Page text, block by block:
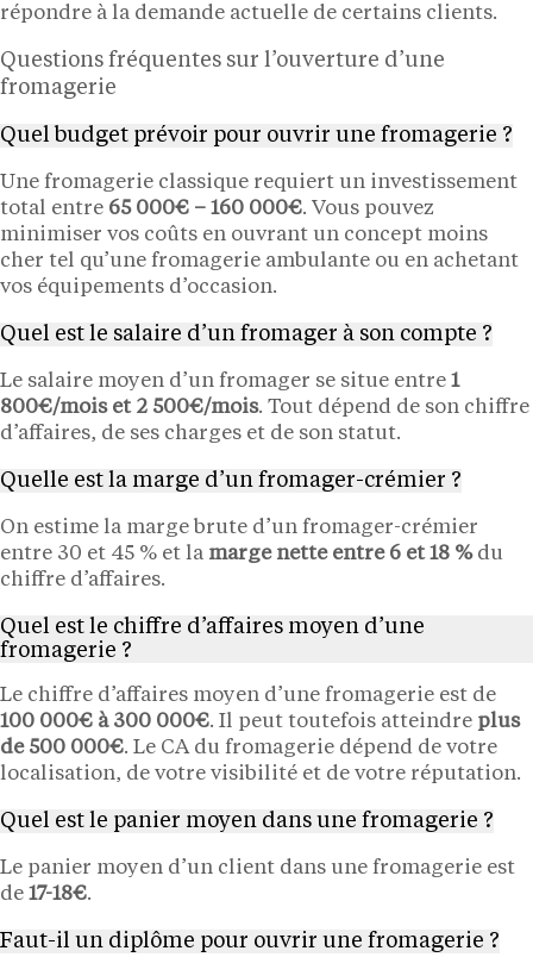
répondre à la demande actuelle de certains clients.
Questions fréquentes sur l’ouverture d’une
fromagerie
Quel budget prévoir pour ouvrir une fromagerie ?
Une fromagerie classique requiert un investissement
total entre 65 000€ – 160 000€. Vous pouvez
minimiser vos coûts en ouvrant un concept moins
cher tel qu’une fromagerie ambulante ou en achetant
vos équipements d’occasion.
Quel est le salaire d’un fromager à son compte ?
Le salaire moyen d’un fromager se situe entre 1
800€/mois et 2 500€/mois. Tout dépend de son chiffre
d’affaires, de ses charges et de son statut.
Quelle est la marge d’un fromager-crémier ?
On estime la marge brute d’un fromager-crémier
entre 30 et 45 % et la marge nette entre 6 et 18 %du
chiffre d’affaires.
Quel est le chiffre d’affaires moyen d’une
fromagerie ?
Le chiffre d’affaires moyen d’une fromagerie est de
100 000€ à 300 000€. Il peut toutefois atteindre plus
de 500 000€. Le CA du fromagerie dépend de votre
localisation, de votre visibilité et de votre réputation.
Quel est le panier moyen dans une fromagerie ?
Le panier moyen d’un client dans une fromagerie est
de 17-18€.
Faut-il un diplôme pour ouvrir une fromagerie ?